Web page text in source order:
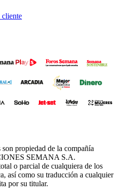
cliente
son propiedad de la compañía
SEMANA S.A.
o parcial de cualquiera de los
así como su traducción a cualquier
por su titular.